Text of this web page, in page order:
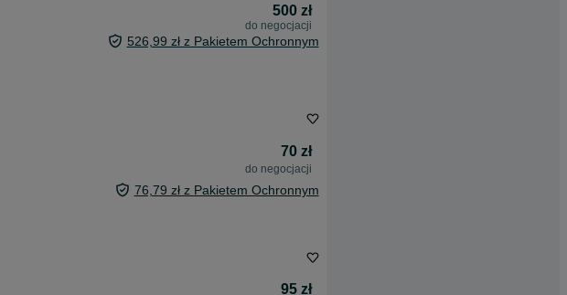
500 zł
do negocjacji
526,99 zł z Pakietem Ochronnym
70 zł
do negocjacji
76,79 zł z Pakietem Ochronnym
95 zł